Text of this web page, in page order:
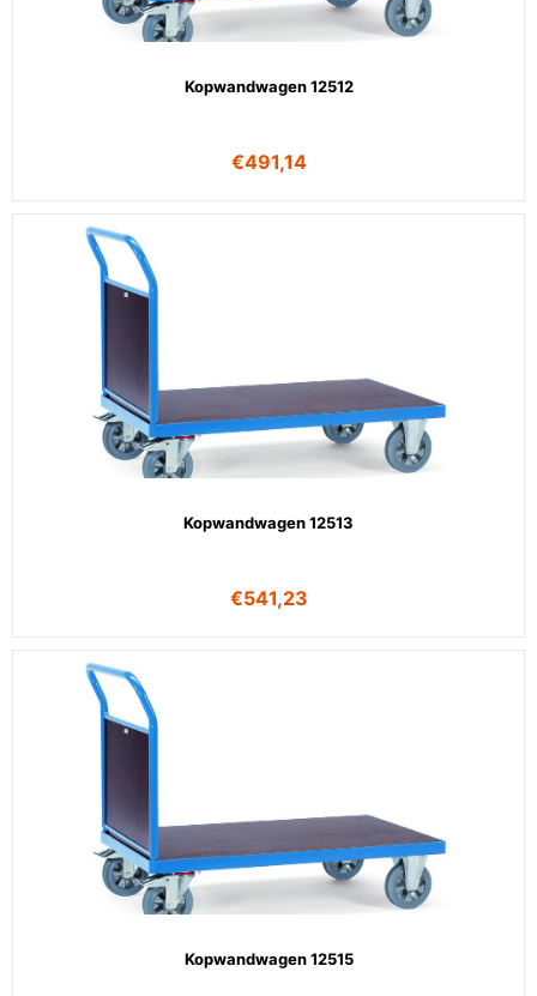
Kopwandwagen 12512
€491,14
Kopwandwagen 12513
€541,23
Kopwandwagen 12515